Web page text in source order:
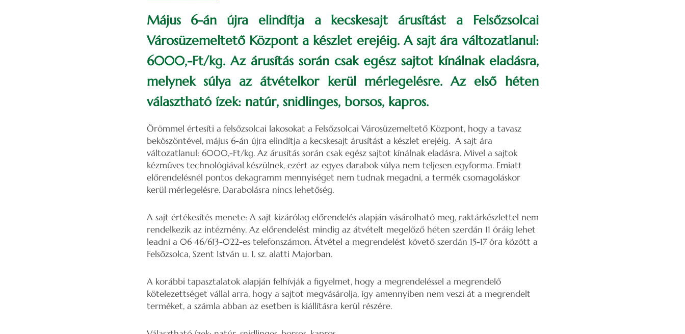
Május 6-án újra elindítja a kecskesajt árusítást a Felsőzsolcai
Városüzemeltető Központ a készlet erejéig. A sajt ára változatlanul:
6000,-Ft/kg. Az árusítás során csak egész sajtot kínálnak eladásra,
melynek súlya az átvételkor kerül mérlegelésre. Az első héten
választható ízek: natúr, snidlinges, borsos, kapros.
Örömmel értesíti a felsőzsolcai lakosokat a Felsőzsolcai Városüzemeltető Központ, hogy a tavasz
beköszöntével, május 6-án újra elindítja a kecskesajt árusítást a készlet erejéig. A sajt ára
változatlanul: 6000,-Ft/kg. Az árusítás során csak egész sajtot kínálnak eladásra. Mivel a sajtok
kézműves technológiával készülnek, ezért az egyes darabok súlya nem teljesen egyforma. Emiatt
előrendelésnél pontos dekagramm mennyiséget nem tudnak megadni, a termék csomagoláskor
kerül mérlegelésre. Darabolásra nincs lehetőség.
A sajt értékesítés menete: A sajt kizárólag előrendelés alapján vásárolható meg, raktárkészlettel nem
rendelkezik az intézmény. Az előrendelést mindig az átvételt megelőző héten szerdán 11 óráig lehet
leadni a 06 46/613-022-es telefonszámon. Átvétel a megrendelést követő szerdán 15-17 óra között a
Felsőzsolca, Szent István u. 1. sz. alatti Majorban.
A korábbi tapasztalatok alapján felhívják a figyelmet, hogy a megrendeléssel a megrendelő
kötelezettséget vállal arra, hogy a sajtot megvásárolja, így amennyiben nem veszi át a megrendelt
terméket, a számla abban az esetben is kiállításra kerül részére.